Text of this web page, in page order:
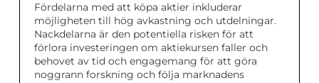
Fördelarna med att köpa aktier inkluderar
möjligheten till hög avkastning och utdelningar.
Nackdelarna är den potentiella risken för att
förlora investeringen om aktiekursen faller och
behovet av tid och engagemang för att göra
noggrann forskning och följa marknadens